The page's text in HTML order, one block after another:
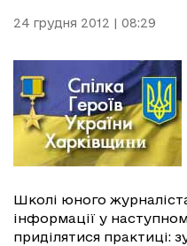
24 грудня 2012 | 08:29
Школі юного
інформації у
приділятися практиці: